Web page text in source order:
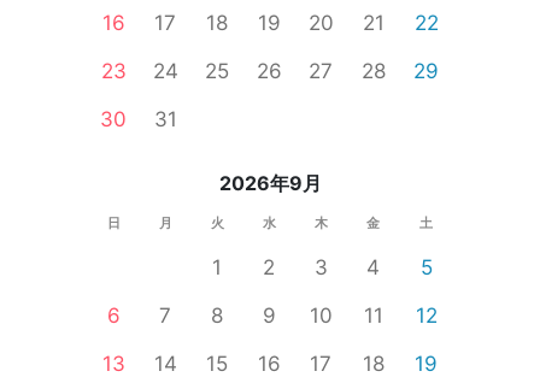
16
17 18 19 20 21
22
23
24 25 26 27 28
29
30
31
2026年9月
日 月 火 水 木 金 土
1 2 3 4
5
6
7 8 9 10 11
12
13
14 15 16 17 18
19